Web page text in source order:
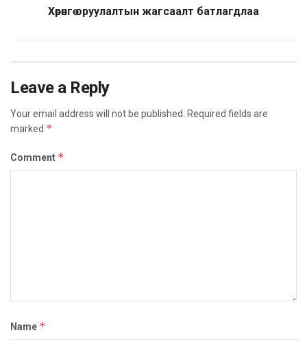
Хөрөнгө оруулалтын жагсаалт батлагдлаа
Leave a Reply
Your email address will not be published.
Required fields are
marked *
Comment *
Name *